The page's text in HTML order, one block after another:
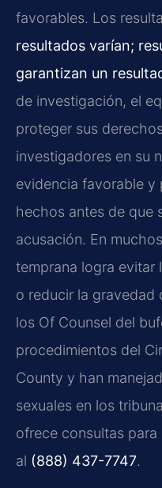
favorables. Los
resultados varían;
garantizan un
de investigación, el
proteger sus
investigadores en su
evidencia favorable y
hechos antes de que
acusación. En
temprana logra evitar
o reducir la gravedad
los Of Counsel del
procedimientos del
County y han
sexuales en los
ofrece consultas
al (888) 437-7747.